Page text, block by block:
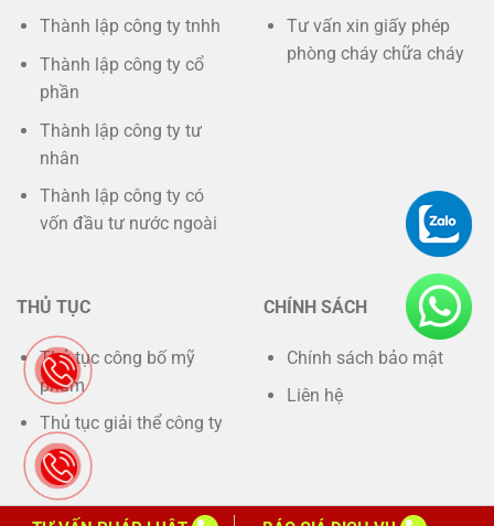
Thành lập công ty tnhh
Thành lập công ty cổ
phần
Thành lập công ty tư
nhân
Thành lập công ty có
vốn đầu tư nước ngoài
Tư vấn xin giấy phép
phòng cháy chữa cháy
THỦ TỤC
Thủ tục công bố mỹ
phẩm
Thủ tục giải thể công ty
CHÍNH SÁCH
Chính sách bảo mật
Liên hệ